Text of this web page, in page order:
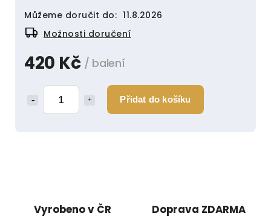
420 Kč / balení
Přidat do košíku
Můžeme doručit do: 11.8.2026
Možnosti doručení
Vyrobeno v ČR Doprava ZDARMA